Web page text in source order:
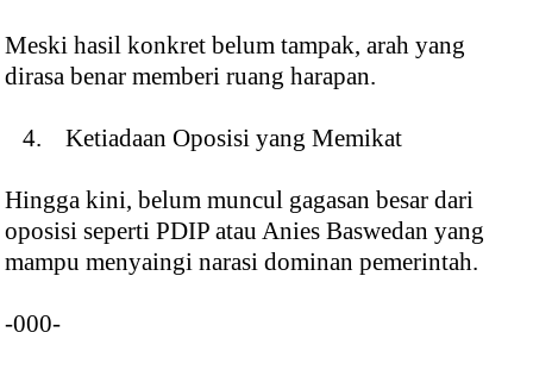
Meski hasil konkret belum tampak, arah yang
dirasa benar memberi ruang harapan.
4. Ketiadaan Oposisi yang Memikat
Hingga kini, belum muncul gagasan besar dari
oposisi seperti PDIP atau Anies Baswedan yang
mampu menyaingi narasi dominan pemerintah.
-000-